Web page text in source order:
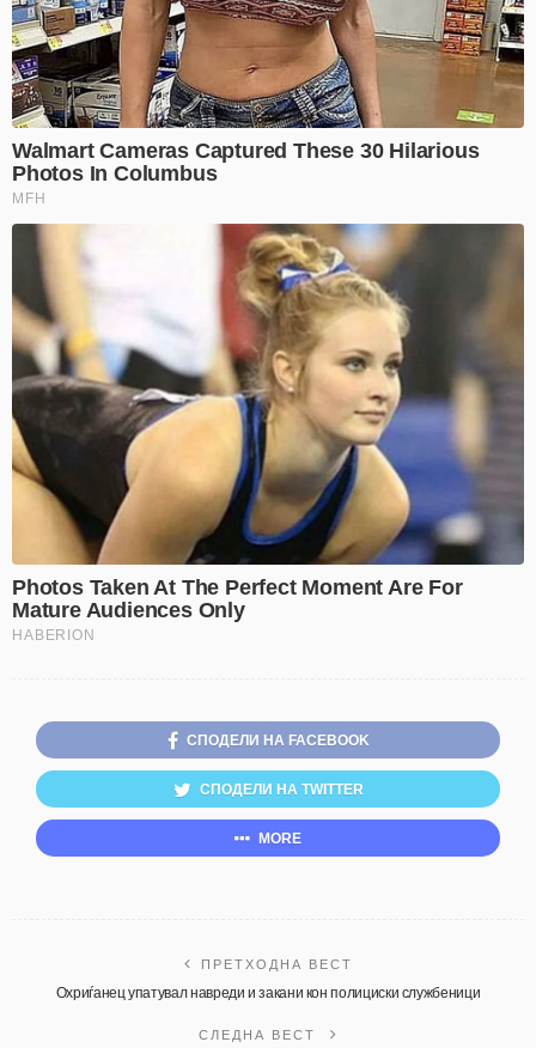
СПОДЕЛИ НА FACEBOOK
СПОДЕЛИ НА TWITTER
MORE
ПРЕТХОДНА ВЕСТ
Охриѓанец упатувал навреди и закани кон полициски службеници
СЛЕДНА ВЕСТ